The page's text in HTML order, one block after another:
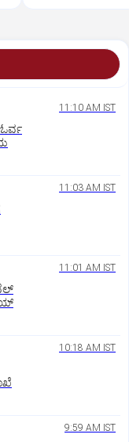
11:10 AM IST
11:03 AM IST
11:01 AM IST
10:18 AM IST
9:59 AM IST